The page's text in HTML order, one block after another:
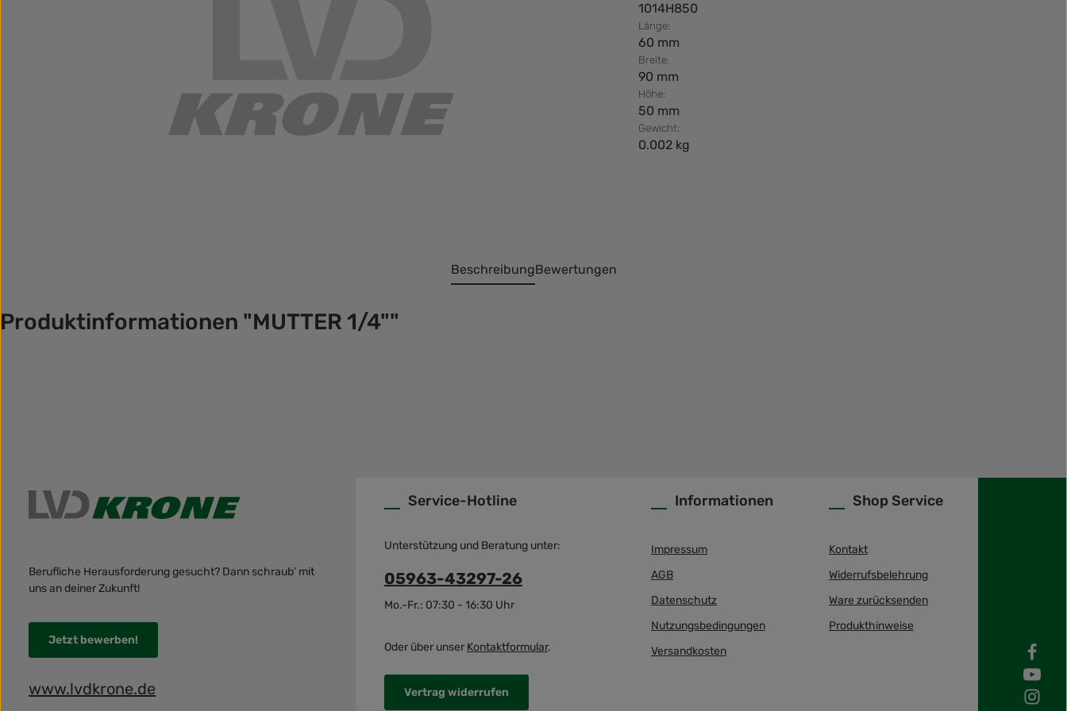
1014H850
Länge:
60 mm
Breite:
90 mm
Höhe:
50 mm
Gewicht:
0.002 kg
BeschreibungBewertungen
Produktinformationen "MUTTER 1/4""
Berufliche Herausforderung gesucht? Dann schraub' mit
uns an deiner Zukunft!
Jetzt bewerben!
www.lvdkrone.de
Service-Hotline
Unterstützung und Beratung unter:
05963-43297-26
Mo.-Fr.: 07:30 - 16:30 Uhr
Oder über unser Kontaktformular.
Vertrag widerrufen
Informationen
Impressum
AGB
Datenschutz
Nutzungsbedingungen
Versandkosten
Shop Service
Kontakt
Widerrufsbelehrung
Ware zurücksenden
Produkthinweise